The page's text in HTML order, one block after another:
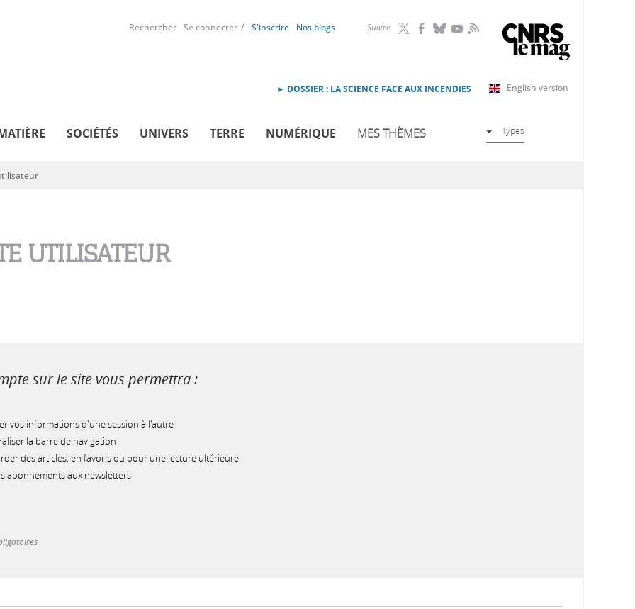
Suivre RSS
Rechercher Se connecter S'inscrire Nos blogs
English version
► DOSSIER : LA SCIENCE FACE AUX INCENDIES
SOCIÉTÉS UNIVERS TERRE NUMÉRIQUE MES THÈMES Types
UTILISATEUR
sur le site vous permettra :
vos informations d'une session à l'autre
la barre de navigation
des articles, en favoris ou pour une lecture ultérieure
abonnements aux newsletters